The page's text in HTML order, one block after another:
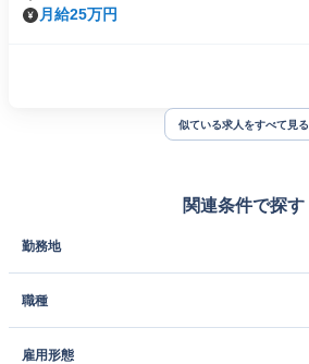
月給25万円
似ている求人をすべて見る
関連条件で探す
勤務地
職種
雇用形態